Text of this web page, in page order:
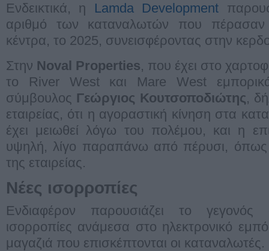
Ενδεικτικά, η Lamda Development
αριθμό των καταναλωτών που
κέντρα, το 2025, συνεισφέροντας στην
Στην Noval Properties, που έχει στο
το River West και Mare West
σύμβουλος Γεώργιος Κουτσοποδιώτης,
εταιρείας, ότι η αγοραστική κίνηση στα
έχει μειωθεί λόγω του πολέμου, και η
υψηλή, λίγο παραπάνω από πέρυσι, όπως
της εταιρείας.
Νέες ισορροπίες
Ενδιαφέρον παρουσιάζει το γεγονός
ισορροπίες ανάμεσα στο ηλεκτρονικό
μαγαζιά που επισκέπτονται οι καταναλωτές.